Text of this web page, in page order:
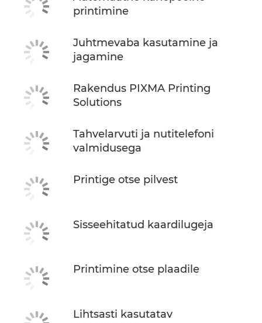
printimine
Juhtmevaba kasutamine ja
jagamine
Rakendus PIXMA Printing
Solutions
Tahvelarvuti ja nutitelefoni
valmidusega
Printige otse pilvest
Sisseehitatud kaardilugeja
Printimine otse plaadile
Lihtsasti kasutatav